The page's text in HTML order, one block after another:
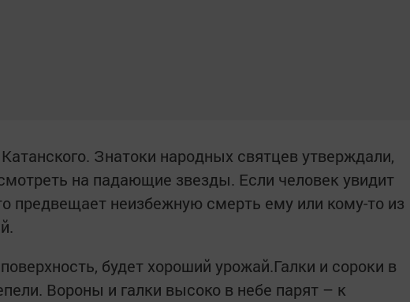
Знатоки народных святцев утверждали,
на падающие звезды. Если человек увидит
предвещает неизбежную смерть ему или кому-то из
будет хороший урожай.Галки и сороки в
Вороны и галки высоко в небе парят – к